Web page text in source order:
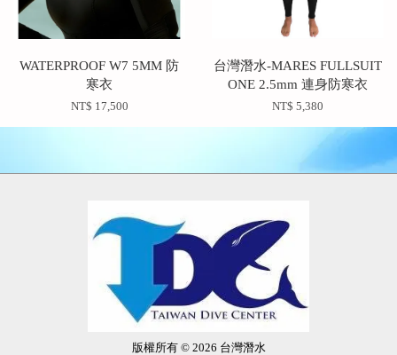
WATERPROOF W7 5MM 防
寒衣
NT$ 17,500
台灣潛水-MARES FULLSUIT
ONE 2.5mm 連身防寒衣
NT$ 5,380
版權所有 © 2026 台灣潛水